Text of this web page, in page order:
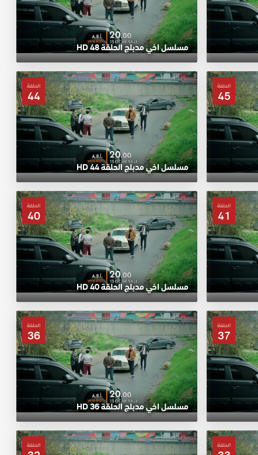
مسلسل اخي مدبلج الحلقة 48 HD
الحلقة
45
الحلقة
44
مسلسل اخي مدبلج الحلقة 44 HD
الحلقة
41
الحلقة
40
مسلسل اخي مدبلج الحلقة 40 HD
الحلقة
37
الحلقة
36
مسلسل اخي مدبلج الحلقة 36 HD
الحلقة الحلقة